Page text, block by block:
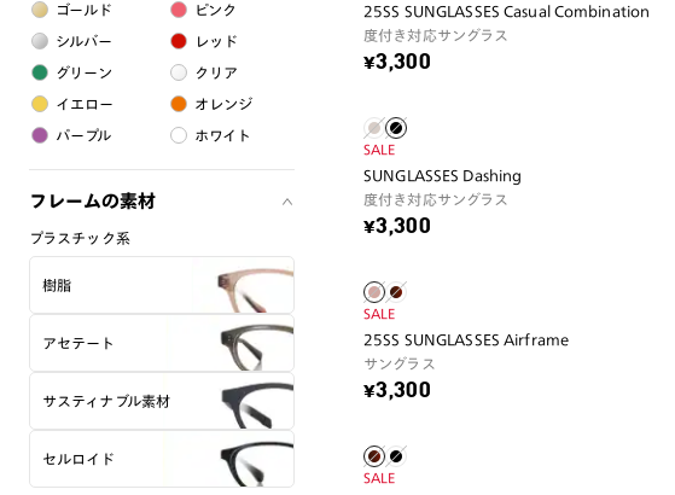
ゴールド ピンク
シルバー レッド
グリーン クリア
イエロー オレンジ
パープル ホワイト
フレームの素材
プラスチック系
樹脂
アセテート
サスティナブル素材
セルロイド
25SS SUNGLASSES Casual Combination
度付き対応サングラス
¥3,300
SALE
SUNGLASSES Dashing
度付き対応サングラス
¥3,300
SALE
25SS SUNGLASSES Airframe
サングラス
¥3,300
SALE